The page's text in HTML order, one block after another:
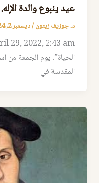
عيد ينبوع والدة
د. جوزيف زيتون/ديسمبر 2, 2024
الحياة”. يوم الجمعة من
المقدسة في